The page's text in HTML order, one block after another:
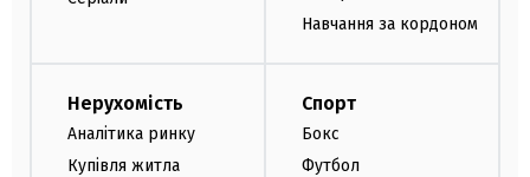
Навчання за кордоном
Нерухомість
Аналітика ринку
Купівля житла
Спорт
Бокс
Футбол